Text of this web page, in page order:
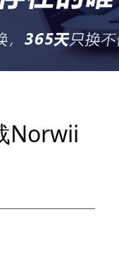
Norwii